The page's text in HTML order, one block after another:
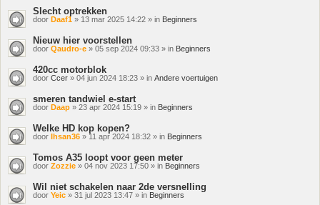
Slecht optrekken
door Daaf1 » 13 mar 2025 14:22 » in Beginners
Nieuw hier voorstellen
door Qaudro-e » 05 sep 2024 09:33 » in Beginners
420cc motorblok
door Ccer » 04 jun 2024 18:23 » in Andere voertuigen
smeren tandwiel e-start
door Daap » 23 apr 2024 15:19 » in Beginners
Welke HD kop kopen?
door Ihsan36 » 11 apr 2024 18:32 » in Beginners
Tomos A35 loopt voor geen meter
door Zozzie » 04 nov 2023 17:50 » in Beginners
Wil niet schakelen naar 2de versnelling
door Yeic » 31 jul 2023 13:47 » in Beginners